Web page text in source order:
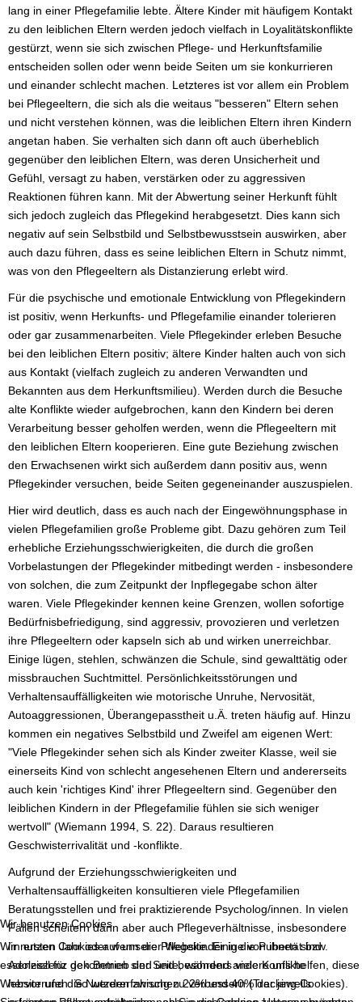
lang in einer Pflegefamilie lebte. Ältere Kinder mit häufigem Kontakt
zu den leiblichen Eltern werden jedoch vielfach in Loyalitätskonflikte
gestürzt, wenn sie sich zwischen Pflege- und Herkunftsfamilie
entscheiden sollen oder wenn beide Seiten um sie konkurrieren
und einander schlecht machen. Letzteres ist vor allem ein Problem
bei Pflegeeltern, die sich als die weitaus "besseren" Eltern sehen
und nicht verstehen können, was die leiblichen Eltern ihren Kindern
angetan haben. Sie verhalten sich dann oft auch überheblich
gegenüber den leiblichen Eltern, was deren Unsicherheit und
Gefühl, versagt zu haben, verstärken oder zu aggressiven
Reaktionen führen kann. Mit der Abwertung seiner Herkunft fühlt
sich jedoch zugleich das Pflegekind herabgesetzt. Dies kann sich
negativ auf sein Selbstbild und Selbstbewusstsein auswirken, aber
auch dazu führen, dass es seine leiblichen Eltern in Schutz nimmt,
was von den Pflegeeltern als Distanzierung erlebt wird.
Für die psychische und emotionale Entwicklung von Pflegekindern
ist positiv, wenn Herkunfts- und Pflegefamilie einander tolerieren
oder gar zusammenarbeiten. Viele Pflegekinder erleben Besuche
bei den leiblichen Eltern positiv; ältere Kinder halten auch von sich
aus Kontakt (vielfach zugleich zu anderen Verwandten und
Bekannten aus dem Herkunftsmilieu). Werden durch die Besuche
alte Konflikte wieder aufgebrochen, kann den Kindern bei deren
Verarbeitung besser geholfen werden, wenn die Pflegeeltern mit
den leiblichen Eltern kooperieren. Eine gute Beziehung zwischen
den Erwachsenen wirkt sich außerdem dann positiv aus, wenn
Pflegekinder versuchen, beide Seiten gegeneinander auszuspielen.
Hier wird deutlich, dass es auch nach der Eingewöhnungsphase in
vielen Pflegefamilien große Probleme gibt. Dazu gehören zum Teil
erhebliche Erziehungsschwierigkeiten, die durch die großen
Vorbelastungen der Pflegekinder mitbedingt werden - insbesondere
von solchen, die zum Zeitpunkt der Inpflegegabe schon älter
waren. Viele Pflegekinder kennen keine Grenzen, wollen sofortige
Bedürfnisbefriedigung, sind aggressiv, provozieren und verletzen
ihre Pflegeeltern oder kapseln sich ab und wirken unerreichbar.
Einige lügen, stehlen, schwänzen die Schule, sind gewalttätig oder
missbrauchen Suchtmittel. Persönlichkeitsstörungen und
Verhaltensauffälligkeiten wie motorische Unruhe, Nervosität,
Autoaggressionen, Überangepasstheit u.Ä. treten häufig auf. Hinzu
kommen ein negatives Selbstbild und Zweifel am eigenen Wert:
"Viele Pflegekinder sehen sich als Kinder zweiter Klasse, weil sie
einerseits Kind von schlecht angesehenen Eltern und andererseits
auch kein 'richtiges Kind' ihrer Pflegeeltern sind. Gegenüber den
leiblichen Kindern in der Pflegefamilie fühlen sie sich weniger
wertvoll" (Wiemann 1994, S. 22). Daraus resultieren
Geschwisterrivalität und -konflikte.
Aufgrund der Erziehungsschwierigkeiten und
Verhaltensauffälligkeiten konsultieren viele Pflegefamilien
Beratungsstellen und frei praktizierende Psycholog/innen. In vielen
Fällen scheitern dann aber auch Pflegeverhältnisse, insbesondere
im ersten Jahr oder wenn die Pflegekinder in die Pubertät bzw.
Adoleszenz gekommen sind und besonders viele Konflikte
hervorrufen. So werden zwischen 22% und 40% der jeweils
Wir benutzen Cookies
Wir nutzen Cookies auf unserer Website. Einige von ihnen sind
essenziell für den Betrieb der Seite, während andere uns helfen, diese
Website und die Nutzererfahrung zu verbessern (Tracking Cookies).